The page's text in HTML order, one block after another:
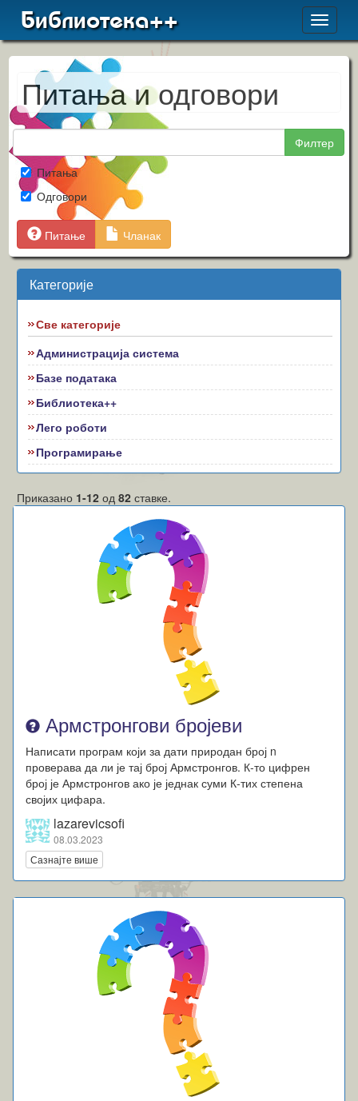
Toggle
Библиотека++
Питања и одговори
Филтер
Питања
Одговори
Питање Чланак
Категорије
Све категорије
Администрација система
Базе података
Библиотека++
Лего роботи
Програмирање
Приказано 1-12 од82 ставке.
Армстронгови бројеви
Написати програм који за дати природан број n
проверава да ли је тај број Армстронгов. К-то цифрен
број је Армстронгов ако је једнак суми К-тих степена
својих цифара.
lazarevicsofi
08.03.2023
Сазнајте више